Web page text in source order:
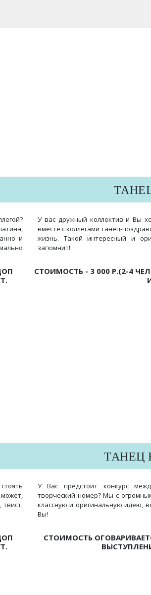
и
У вас дружный коллектив и Вы
вместе с коллегами танец-
жизнь. Такой интересный и
запомнит!
СТОИМОСТЬ - 3 000 Р.(2-4
твист,
ТАНЕЦ
У Вас предстоит конкурс
творческий номер? Мы с
классную и оригинальную идею,
Вы!
СТОИМОСТЬ